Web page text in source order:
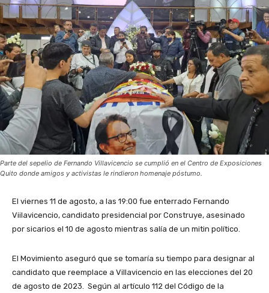
Parte del sepelio de Fernando Villavicencio se cumplió en el Centro de Exposiciones
Quito donde amigos y activistas le rindieron homenaje póstumo.
El viernes 11 de agosto, a las 19:00 fue enterrado Fernando
Viilavicencio, candidato presidencial por Construye, asesinado
por sicarios el 10 de agosto mientras salía de un mitin político.
El Movimiento aseguró que se tomaría su tiempo para designar al
candidato que reemplace a Villavicencio en las elecciones del 20
de agosto de 2023. Según al artículo 112 del Código de la